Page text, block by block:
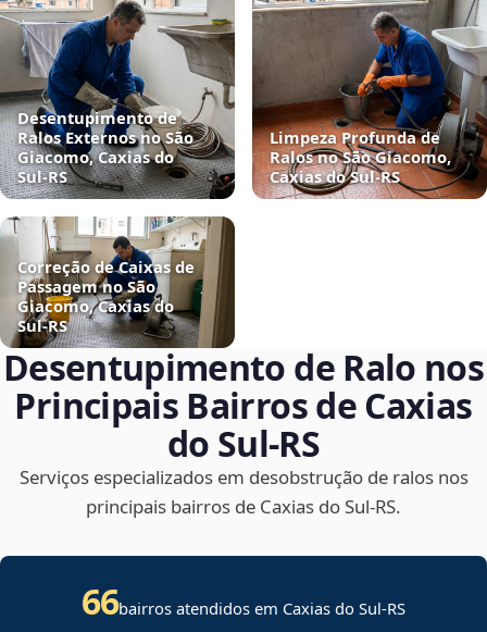
Desentupimento de
Ralos Externos no São
Giacomo, Caxias do
Sul‑RS
Limpeza Profunda de
Ralos no São Giacomo,
Caxias do Sul‑RS
Correção de Caixas de
Passagem no São
Giacomo, Caxias do
Sul‑RS
Desentupimento de Ralo nos
Principais Bairros de Caxias
do Sul‑RS
Serviços especializados em desobstrução de ralos nos
principais bairros de Caxias do Sul‑RS.
66bairros atendidos em Caxias do Sul-RS